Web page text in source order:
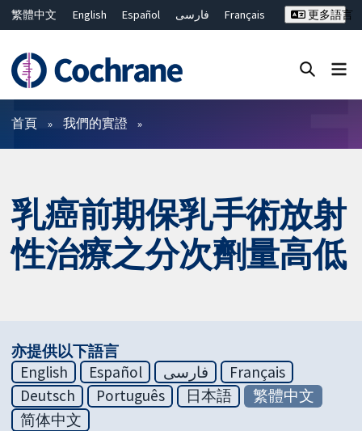
繁體中文 English Español فارسی
Français
ไทย
简体中文
更多語言
篩選條件
首頁 我們的實證
乳癌前期保乳手術放射
性治療之分次劑量高低
亦提供以下語言
English
Español فارسی
Français
Deutsch
Português 日本語
繁體中文
简体中文